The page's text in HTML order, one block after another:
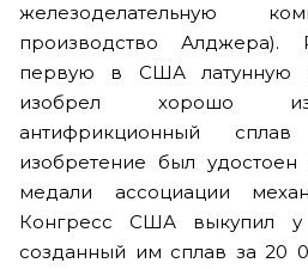
железоделательную
производство Алджера).
первую в США латунную
изобрел хорошо
антифрикционный
изобретение был удостоен
медали ассоциации
Конгресс США выкупил у
созданный им сплав за 20